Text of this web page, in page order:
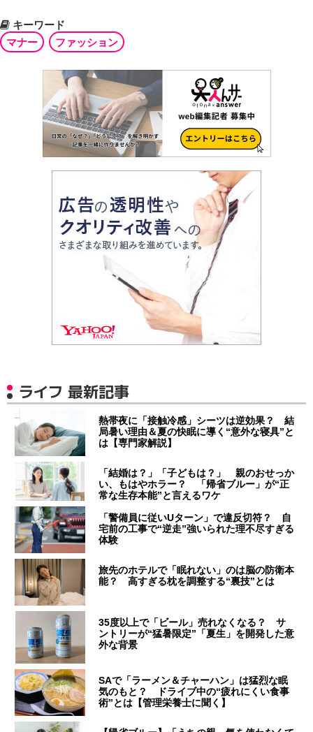
キーワード
マナー
ファッション
ライフ 最新記事
熱帯夜に「接触冷感」シーツは逆効果？ 結
局暑い理由＆夏の快眠に導く“意外な寝具”と
は【専門家解説】
「結婚は？」「子どもは？」 親のおせっか
い、もはやホラー？ 「帰省ブルー」が“正
常な生存本能”と言えるワケ
「警備員に従いUターン」で違反切符？ 自
宅前の工事で“逆走”強いられた理不尽すぎる
体験
旅先のホテルで「眠れない」のは脳の防衛本
能？ 高すぎる枕を調整する“裏技”とは
35度以上で「ビール」売れなくなる？ サ
ントリーが“猛暑限定”「夏生」を開発した意
外な背景
SAで「ラーメン＆チャーハン」は猛烈な眠
気のもと？ ドライブ中の“疲れにくい食事
術”とは【管理栄養士に聞く】